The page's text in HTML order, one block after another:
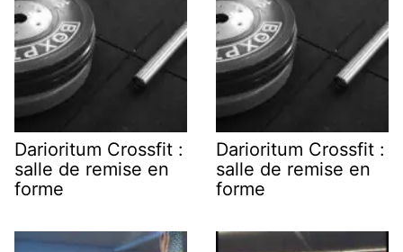
Darioritum Crossfit :
salle de remise en
forme
Darioritum Crossfit :
salle de remise en
forme